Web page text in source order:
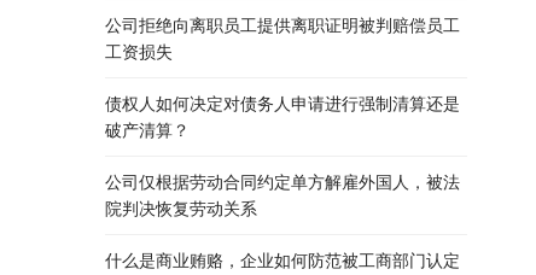
公司拒绝向离职员工提供离职证明被判赔偿员工
工资损失
债权人如何决定对债务人申请进行强制清算还是
破产清算？
公司仅根据劳动合同约定单方解雇外国人，被法
院判决恢复劳动关系
什么是商业贿赂，企业如何防范被工商部门认定